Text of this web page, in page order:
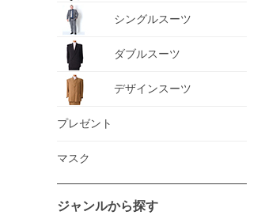
シングルスーツ
ダブルスーツ
デザインスーツ
プレゼント
マスク
ジャンルから探す